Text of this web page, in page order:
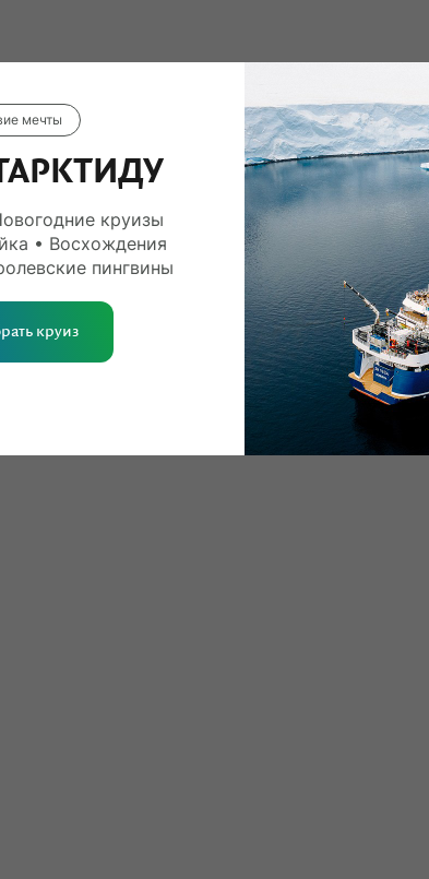
мечты
круизы
• Восхождения
пингвины
круиз